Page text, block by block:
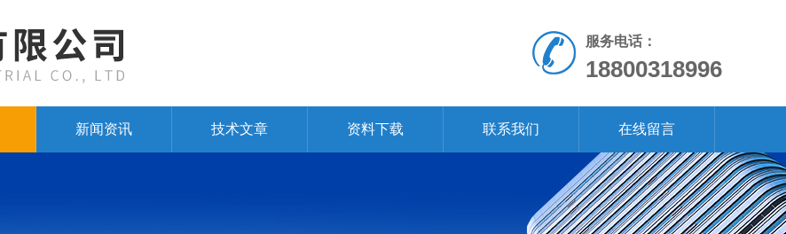
服务电话：
18800318996
新闻资讯 技术文章 资料下载 联系我们 在线留言